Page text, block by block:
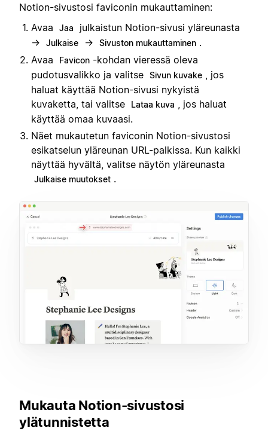
Notion-sivustosi faviconin mukauttaminen:
Avaa
Jaa
julkaistun Notion-sivusi yläreunasta
→
Julkaise → Sivuston mukauttaminen .
Avaa
Favicon -kohdan vieressä oleva
pudotusvalikko ja valitse Sivun kuvake
, jos
haluat käyttää Notion-sivusi nykyistä
kuvaketta, tai valitse
Lataa kuva
, jos haluat
käyttää omaa kuvaasi.
Näet mukautetun faviconin Notion-sivustosi
esikatselun yläreunan URL-palkissa. Kun kaikki
näyttää hyvältä, valitse näytön yläreunasta
Julkaise muutokset .
Mukauta Notion-sivustosi
ylätunnistetta